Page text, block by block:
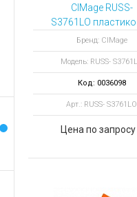
Запасные
части
Терминалы
оплаты
Архивные
Аккумуляторы для
Зарядные устройства
Архивные товары
CIMage RUSS-
S3761LO
карта с
полосой
Бренд: CIMage
Модель: RUSS-
Код: 0036098
Арт.: RUSS- S3761LO
Цена по запросу